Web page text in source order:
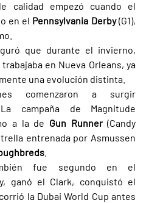
calidad empezó cuando el
en el Pennsylvania Derby (G1),
que durante el invierno,
en Nueva Orleans, ya
una evolución distinta.
comenzaron a surgir
campaña de Magnitude
a la de Gun Runner (Candy
entrenada por Asmussen
.
fue segundo en el
ganó el Clark, conquistó el
la Dubai World Cup antes